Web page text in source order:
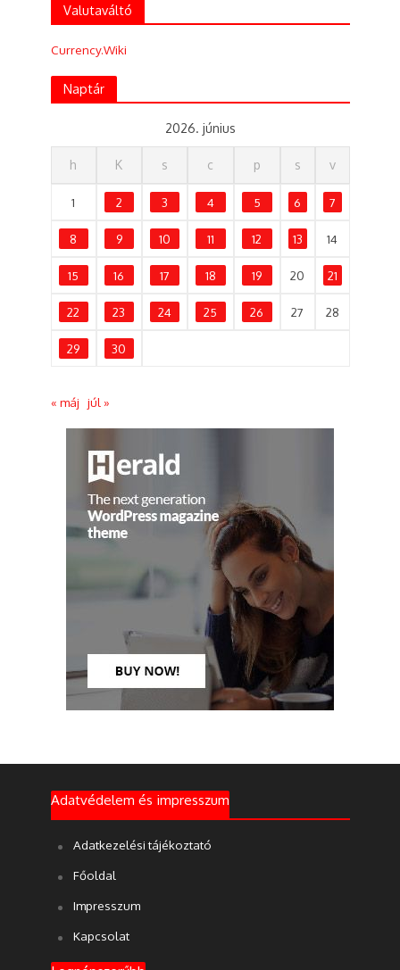
Valutaváltó
Currency.Wiki
Naptár
2026. június
h K s c p s v
1 2 3 4 5 6 7
8 9 10 11 12 13 14
15 16 17 18 19 20 21
22 23 24 25 26 27 28
29 30
« máj júl »
Adatvédelem és impresszum
Adatkezelési tájékoztató
Főoldal
Impresszum
Kapcsolat